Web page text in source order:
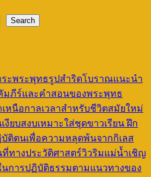
Search
ะพระพุทธรูปสำริดโบราณแนะนำ
มภีร์และคำสอนของพระพุทธ
นือกาลเวลาสำหรับชีวิตสมัยใหม่
ยบสงบเหมาะใส่ชุดขาวเรียน ฝึก
ติตนเพื่อความหลุดพ้นจากกิเลส
ที่ทางประวัติศาสตร์วิวริมแม่น้ำเชิญ
การปฏิบัติธรรมตามแนวทางของ